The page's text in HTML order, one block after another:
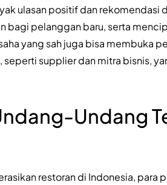
ulasan positif dan rekomendasi
bagi pelanggan baru, serta
yang sah juga bisa membuka
supplier dan mitra bisnis,
Undang
restoran di Indonesia, para